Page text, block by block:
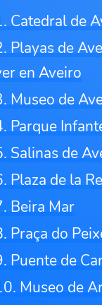
Catedral de
Playas de
en Aveiro
Museo de
Parque
Salinas de
Plaza de la
Beira Mar
Praça do
Puente de
Museo de